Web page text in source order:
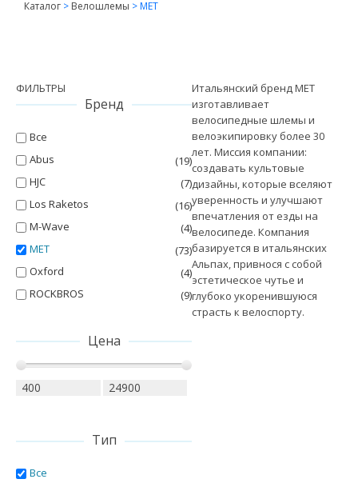
Каталог > Велошлемы >MET
ФИЛЬТРЫ
Бренд
Все
Abus
(19)
HJC
(7)
Los Raketos
(16)
M-Wave
(4)
MET
(73)
Oxford
(4)
ROCKBROS
(9)
Цена
Тип
Все
Итальянский бренд MET
изготавливает
велосипедные шлемы и
велоэкипировку более 30
лет. Миссия компании:
создавать культовые
дизайны, которые вселяют
уверенность и улучшают
впечатления от езды на
велосипеде. Компания
базируется в итальянских
Альпах, привнося с собой
эстетическое чутье и
глубоко укоренившуюся
страсть к велоспорту.